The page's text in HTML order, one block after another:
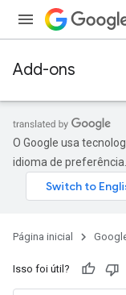
Add-ons
O Google usa
idioma de
Página inicial
Isso foi útil?